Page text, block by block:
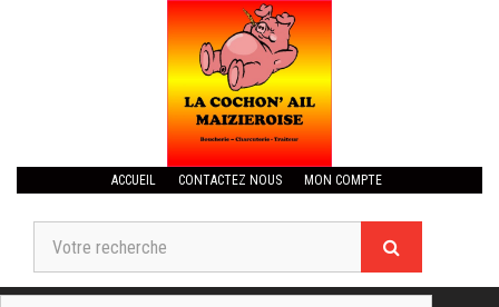
ACCUEIL CONTACTEZ NOUS MON COMPTE